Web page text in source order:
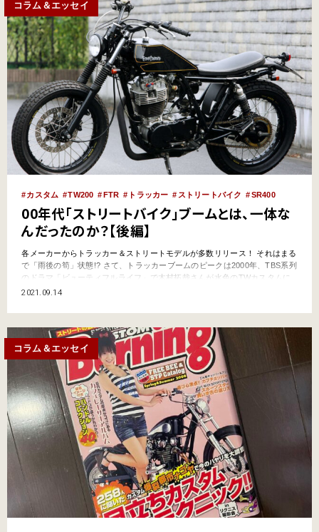
コラム＆エッセイ
カスタム TW200 FTR トラッカー ストリートバイク SR400
00年代「ストリートバイク」ブームとは、一体な
んだったのか？【後編】
各メーカーからトラッカー＆ストリートモデルが多数リリース！ それはまる
で「雨後の筍」状態!? さて、トラッカーブームのピークは2000年、TBS系列
のドラマ「ビューティフルライフ」で木村拓哉さんが水色のTWカスタムに
乗ってから。これでTW人気は不動のものとなり、さらにその後、各メーカ
ばグラストラッカー・ビッグボーイは、タイヤ…
2021.09.14
コラム＆エッセイ